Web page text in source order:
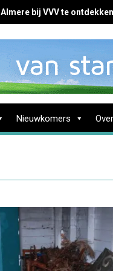
Almere bij VVV te
Nieuwkomers